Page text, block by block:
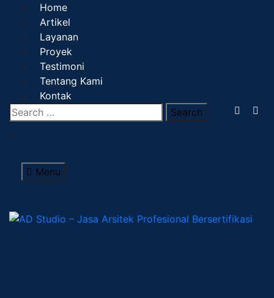
Home
Artikel
Layanan
Proyek
Testimoni
Tentang Kami
Kontak
x
Menu